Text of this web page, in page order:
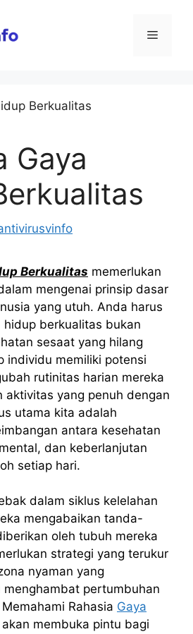
Menu
Gaya
Berkualitas memerlukan
mengenai prinsip dasar
yang utuh. Anda harus
berkualitas bukan
sesaat yang hilang
individu memiliki potensi
rutinitas harian mereka
aktivitas yang penuh dengan
utama kita adalah
antara kesehatan
dan keberlanjutan
setiap hari.
dalam siklus kelelahan
mengabaikan tanda-
oleh tubuh mereka
strategi yang terukur
nyaman yang
menghambat pertumbuhan
Rahasia Gaya
membuka pintu bagi